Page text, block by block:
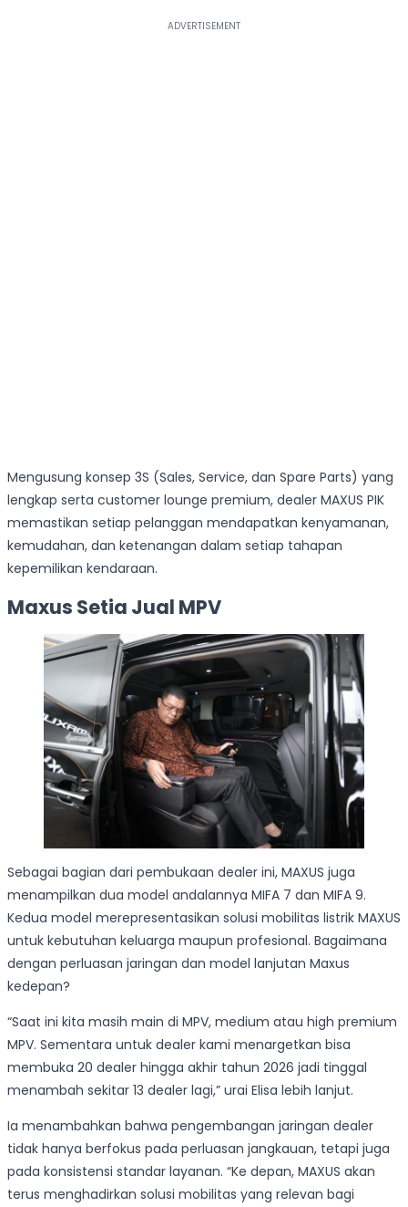
Mengusung konsep 3S (Sales, Service, dan Spare Parts) yang
lengkap serta customer lounge premium, dealer MAXUS PIK
memastikan setiap pelanggan mendapatkan kenyamanan,
kemudahan, dan ketenangan dalam setiap tahapan
kepemilikan kendaraan.
Maxus Setia Jual MPV
Sebagai bagian dari pembukaan dealer ini, MAXUS juga
menampilkan dua model andalannya MIFA 7 dan MIFA 9.
Kedua model merepresentasikan solusi mobilitas listrik MAXUS
untuk kebutuhan keluarga maupun profesional. Bagaimana
dengan perluasan jaringan dan model lanjutan Maxus
kedepan?
“Saat ini kita masih main di MPV, medium atau high premium
MPV. Sementara untuk dealer kami menargetkan bisa
membuka 20 dealer hingga akhir tahun 2026 jadi tinggal
menambah sekitar 13 dealer lagi,” urai Elisa lebih lanjut.
Ia menambahkan bahwa pengembangan jaringan dealer
tidak hanya berfokus pada perluasan jangkauan, tetapi juga
pada konsistensi standar layanan. “Ke depan, MAXUS akan
terus menghadirkan solusi mobilitas yang relevan bagi